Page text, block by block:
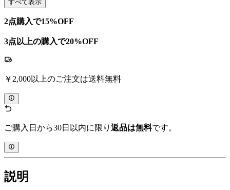
すべて表示
2点購入で15%OFF
3点以上の購入で20%OFF
￥2,000以上のご注文は送料無料
ご購入日から30日以内に限り 返品は無料です。
説明